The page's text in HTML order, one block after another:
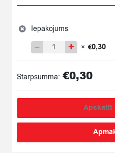
Iepakojums
−
Iepakojums+ × €0,30
Starpsumma: €0,30
Apskatīt